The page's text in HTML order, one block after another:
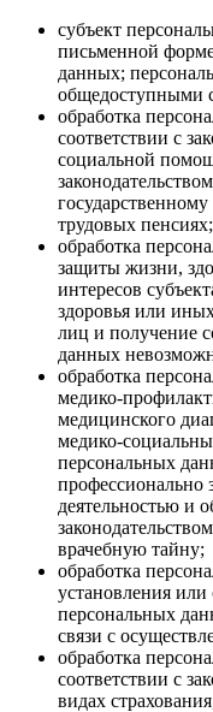
субъект
письменной
данных;
общедоступными
обработка
соответствии с
социальной
трудовых пенсиях;
обработка
защиты жизни,
интересов
здоровья или
лиц и получение
данных
обработка
медико-
медицинского
медико-
персональных
деятельностью и
врачебную тайну;
обработка
установления или
персональных
связи с
обработка
соответствии с
видах